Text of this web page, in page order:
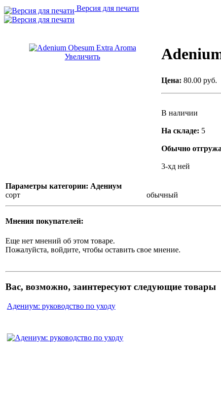
Версия для печати
Увеличить
Цена: 80.00 руб.
В наличии
На складе: 5
Обычно
3-хд ней
Параметры категории: Адениум
сорт
обычный
Мнения покупателей:
Еще нет мнений об этом товаре.
Пожалуйста, войдите, чтобы оставить свое мнение.
Вас, возможно, заинтересуют следующие товары
Адениум: руководство по уходу